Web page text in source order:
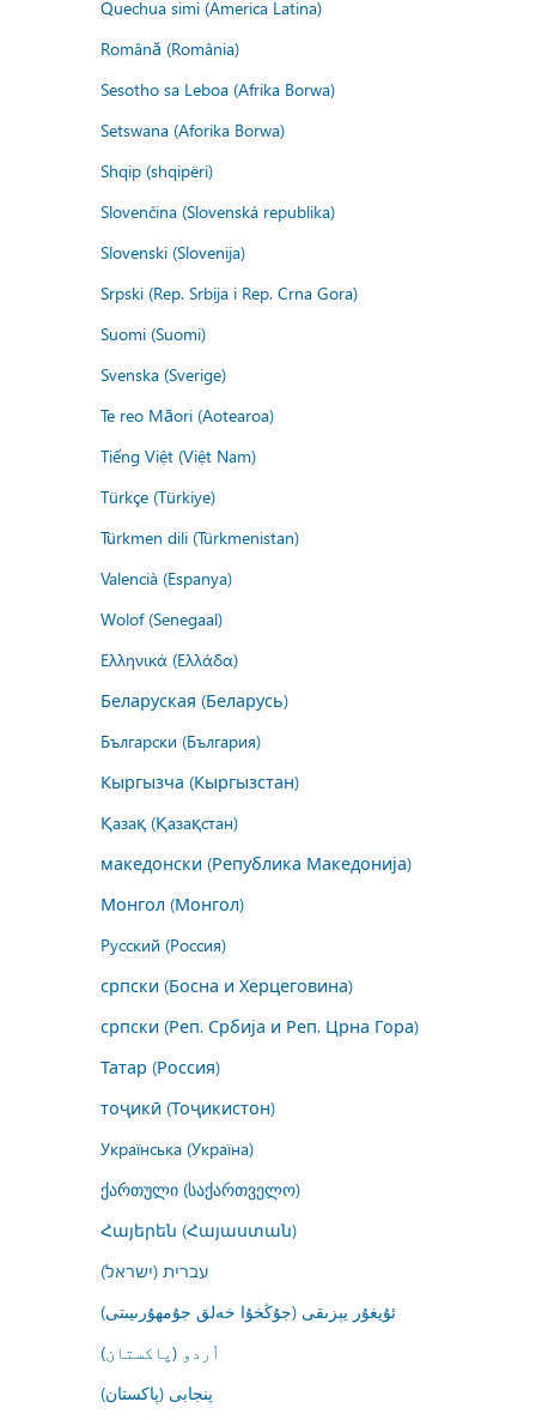
Quechua simi (America Latina)
Română (România)
Sesotho sa Leboa (Afrika Borwa)
Setswana (Aforika Borwa)
Shqip (shqipëri)
Slovenčina (Slovenská republika)
Slovenski (Slovenija)
Srpski (Rep. Srbija i Rep. Crna Gora)
Suomi (Suomi)
Svenska (Sverige)
Te reo Māori (Aotearoa)
Tiếng Việt (Việt Nam)
Türkçe (Türkiye)
Türkmen dili (Türkmenistan)
Valencià (Espanya)
Wolof (Senegaal)
Ελληνικά (Ελλάδα)
Беларуская (Беларусь)
Български (България)
Кыргызча (Кыргызстан)
Қазақ (Қазақстан)
македонски (Република Македонија)
Монгол (Монгол)
Русский (Россия)
српски (Босна и Херцеговина)
српски (Реп. Србија и Реп. Црна Гора)
Татар (Россия)
тоҷикӣ (Тоҷикистон)
Українська (Україна)
ქართული (საქართველო)
Հայերեն (Հայաստան)
עברית (ישראל)
ئۇيغۇر يېزىقى (جۇڭخۇا خەلق جۇمھۇرىيىتى)
اُردو (پاکستان)
پنجابی (پاکستان)